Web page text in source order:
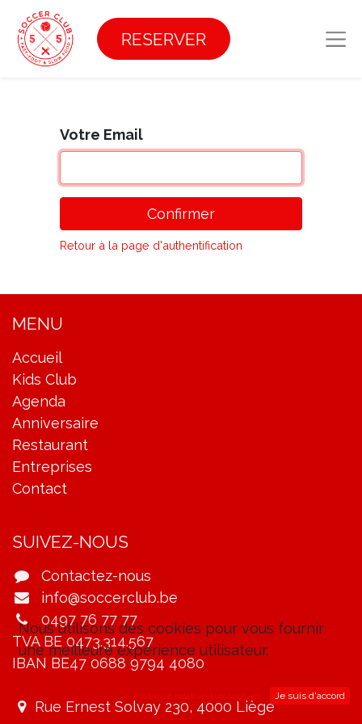
RESERVER
Votre Email
Confirmer
Retour à la page d'authentification
MENU
Accueil
Kids Club
Agenda
Anniversaire
Restaurant
Entreprises
Contact
SUIVEZ-NOUS
Contactez-nous
info@soccerclub.be
0497 76 77 77
TVA BE 0473.314.567
IBAN BE47 0688 9794 4080
Rue Ernest Solvay 230, 4000 Liège
Nous utilisons des cookies pour vous fournir
une meilleure expérience utilisateur.
Politique relative aux cookies Je suis d'accord